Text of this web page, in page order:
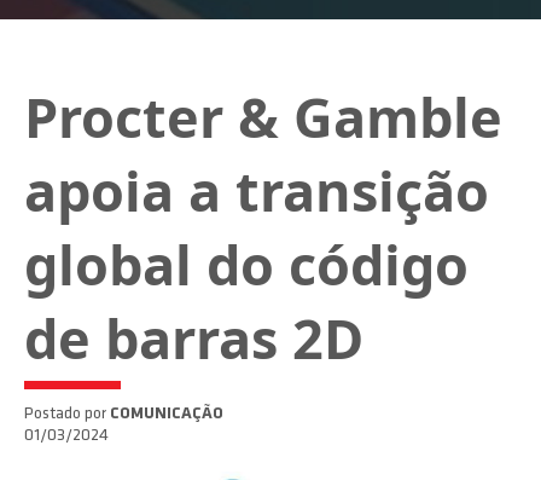
Procter & Gamble
apoia a transição
global do código
de barras 2D
Postado por COMUNICAÇÃO
01/03/2024